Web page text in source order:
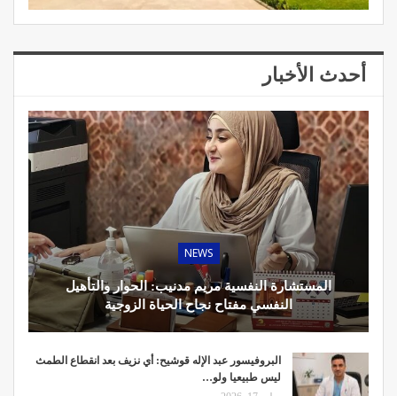
أحدث الأخبار
NEWS
المستشارة النفسية مريم مدنيب: الحوار والتأهيل
النفسي مفتاح نجاح الحياة الزوجية
البروفيسور عبد الإله قوشيح: أي نزيف بعد انقطاع الطمث
ليس طبيعيا ولو…